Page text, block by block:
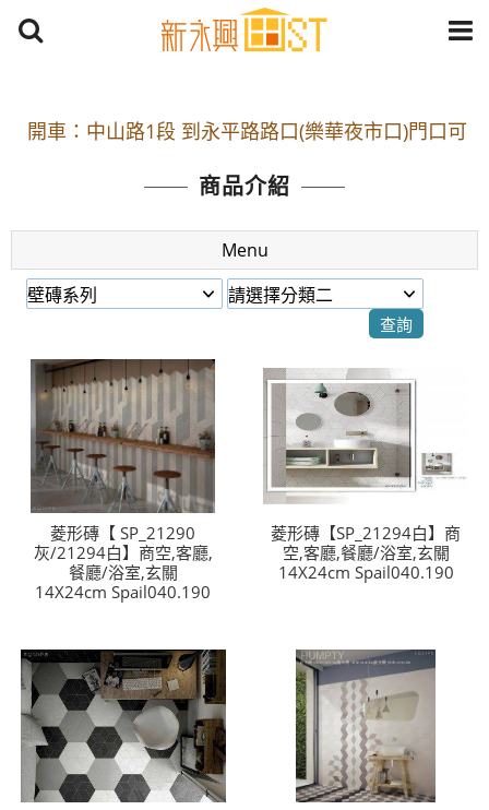
停車
捷運： 中和線【頂溪站 2 號出口】往中山路1段139
原Line已滿 無法加Line好友 請親愛的客戶加入
LINE官方帳號@a0975005573
開車：中山路1段 到永平路路口(樂華夜市口)門口可
捷運： 中和線【頂溪站 2 號出口】往中山路1段139
號約10分鐘
原Line已滿 無法加Line好友 請親愛的客戶加入
LINE官方帳號@a0975005573
商品介紹
Menu
菱形磚【 SP_21290
灰/21294白】商空,客廳,
餐廳/浴室,玄關
14X24cm Spail040.190
菱形磚【SP_21294白】商
空,客廳,餐廳/浴室,玄關
14X24cm Spail040.190